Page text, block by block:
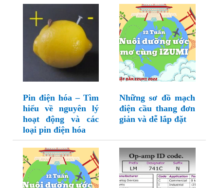
Pin điện hóa – Tìm
hiểu về nguyên lý
hoạt động và các
loại pin điện hóa
Những sơ đồ mạch
điện cầu thang đơn
giản và dễ lắp đặt